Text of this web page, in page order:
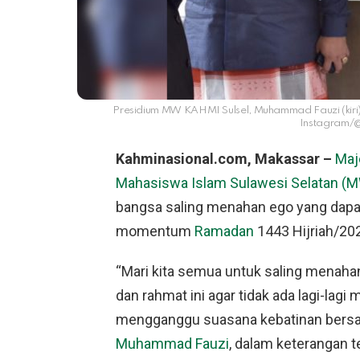
Presidium MW KAHMI Sulsel, Muhammad Fauzi
Instagram/
Kahminasional.com, Makassar –
Mahasiswa Islam Sulawesi Selatan
bangsa saling menahan ego yang
momentum Ramadan 1443 Hijriah/
“Mari kita semua untuk saling
dan rahmat ini agar tidak ada lagi-lagi
mengganggu suasana kebatinan
Muhammad Fauzi, dalam keterangan